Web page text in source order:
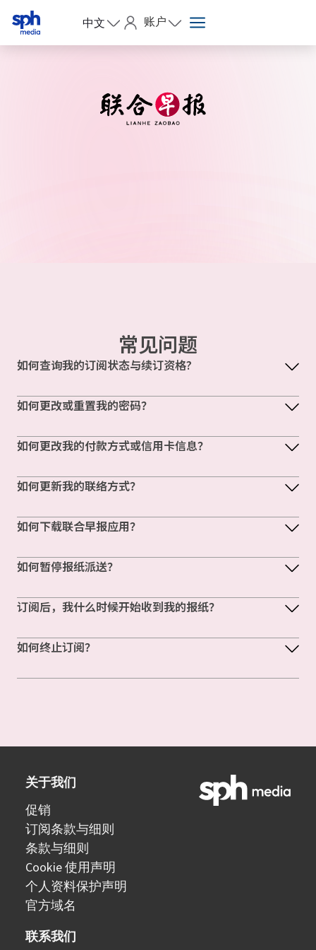
中文 账户
常见问题
如何查询我的订阅状态与续订资格?
如何更改或重置我的密码？
如何更改我的付款方式或信用卡信息？
如何更新我的联络方式？
如何下载联合早报应用？
如何暂停报纸派送？
订阅后，我什么时候开始收到我的报纸？
如何终止订阅？
关于我们
促销
订阅条款与细则
条款与细则
Cookie 使用声明
个人资料保护声明
官方域名
联系我们